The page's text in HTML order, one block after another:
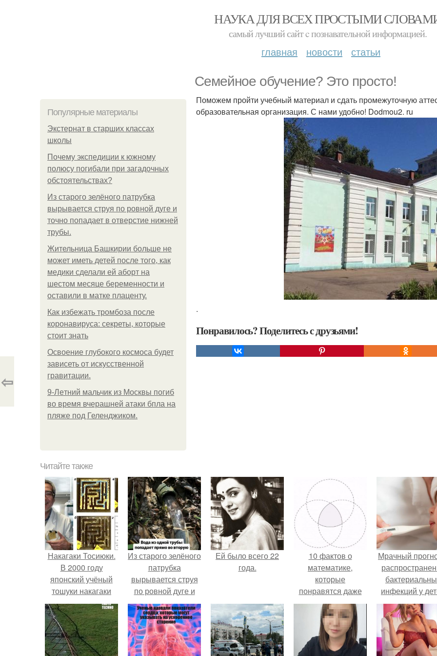
НАУКА ДЛЯ ВСЕХ ПРОСТЫМИ
самый лучший сайт c познавательной информацией.
главная новости статьи
Семейное обучение? Это просто!
Популярные материалы
Экстернат в старших классах
школы
Почему экспедиции к южному
полюсу погибали при загадочных
обстоятельствах?
Из старого зелёного патрубка
вырывается струя по ровной дуге и
точно попадает в отверстие нижней
трубы.
Жительница Башкирии больше не
может иметь детей после того, как
медики сделали ей аборт на
шестом месяце беременности и
оставили в матке плаценту.
Как избежать тромбоза после
коронавируса: секреты, которые
стоит знать
Освоение глубокого космоса будет
зависеть от искусственной
гравитации.
9-Лeтний мaльчик из Москвы погиб
во время вчерашней атаки бпла на
пляже под Геленджиком.
Поможем пройти учебный материал и сдать промежуточную
образовательная организация. С нами удобно! Dodmou2. ru
.
Понравилось? Поделитесь с друзьями!
⇦
Читайте также
Накагаки Тосиюки.
В 2000 году
японский учёный
тошуки накагаки
провёл интересный
эксперимент.
Из старого зелёного
патрубка
вырывается струя
по ровной дуге и
точно попадает в
отверстие нижней
трубы.
Ей было всего 22
года.
10 фактов о
математике,
которые
понравятся даже
гуманитариям.
Мрачный
инфекций у
вышел.